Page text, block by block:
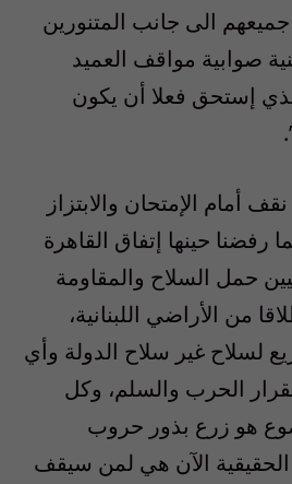
جميعهم الى جانب المتنورين
صوابية مواقف العميد
إستحق فعلا أن يكون
أمام الإمتحان والابتزاز
رفضنا حينها إتفاق القاهرة
حمل السلاح والمقاومة
من الأراضي اللبنانية،
لسلاح غير سلاح الدولة وأي
الحرب والسلم، وكل
هو زرع بذور حروب
الحقيقية الآن هي لمن سيقف